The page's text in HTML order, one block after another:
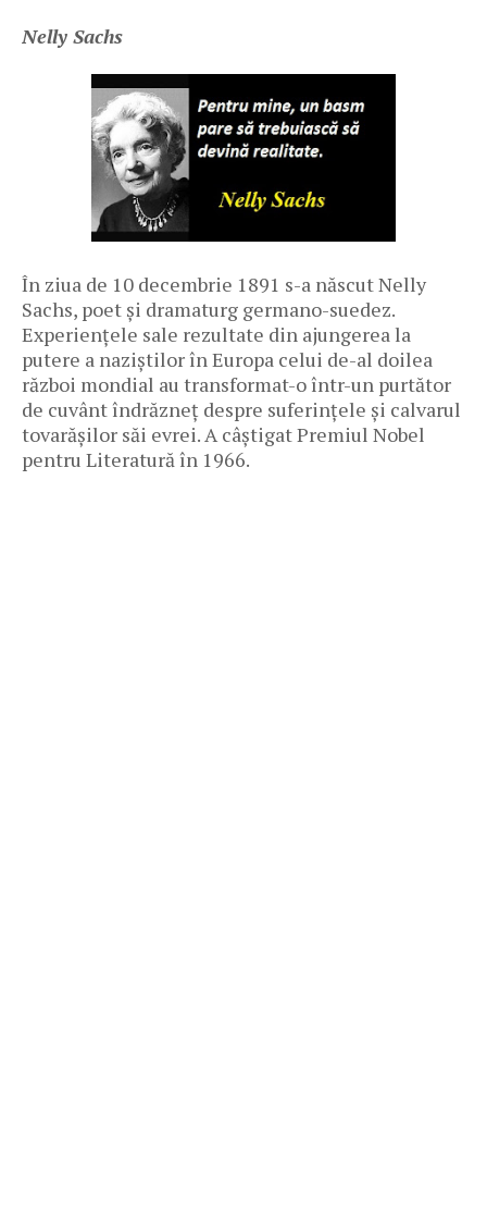
Nelly Sachs
În ziua de 10 decembrie 1891 s-a născut Nelly
Sachs, poet și dramaturg germano-suedez.
Experiențele sale rezultate din ajungerea la
putere a naziștilor în Europa celui de-al doilea
război mondial au transformat-o într-un purtător
de cuvânt îndrăzneț despre suferințele și calvarul
tovarășilor săi evrei. A câștigat Premiul Nobel
pentru Literatură în 1966.